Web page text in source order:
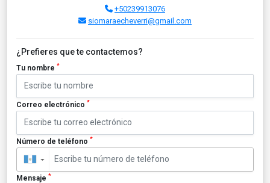
+50239913076
siomaraecheverri@gmail.com
¿Prefieres que te contactemos?
Tu nombre *
Correo electrónico *
Número de teléfono *
▼
Mensaje *